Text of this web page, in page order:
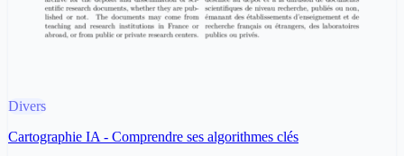
Divers
Cartographie IA - Comprendre ses algorithmes clés